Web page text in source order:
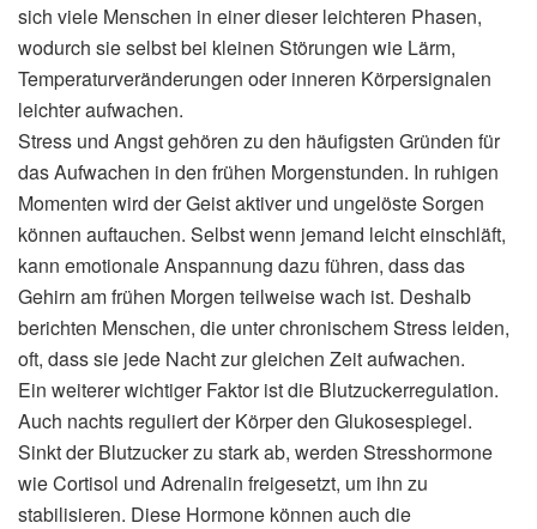
sich viele Menschen in einer dieser leichteren Phasen,
wodurch sie selbst bei kleinen Störungen wie Lärm,
Temperaturveränderungen oder inneren Körpersignalen
leichter aufwachen.
Stress und Angst gehören zu den häufigsten Gründen für
das Aufwachen in den frühen Morgenstunden. In ruhigen
Momenten wird der Geist aktiver und ungelöste Sorgen
können auftauchen. Selbst wenn jemand leicht einschläft,
kann emotionale Anspannung dazu führen, dass das
Gehirn am frühen Morgen teilweise wach ist. Deshalb
berichten Menschen, die unter chronischem Stress leiden,
oft, dass sie jede Nacht zur gleichen Zeit aufwachen.
Ein weiterer wichtiger Faktor ist die Blutzuckerregulation.
Auch nachts reguliert der Körper den Glukosespiegel.
Sinkt der Blutzucker zu stark ab, werden Stresshormone
wie Cortisol und Adrenalin freigesetzt, um ihn zu
stabilisieren. Diese Hormone können auch die